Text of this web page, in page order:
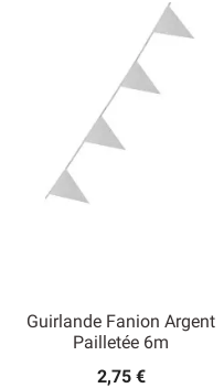
Guirlande Fanion Argent
Pailletée 6m
2,75 €